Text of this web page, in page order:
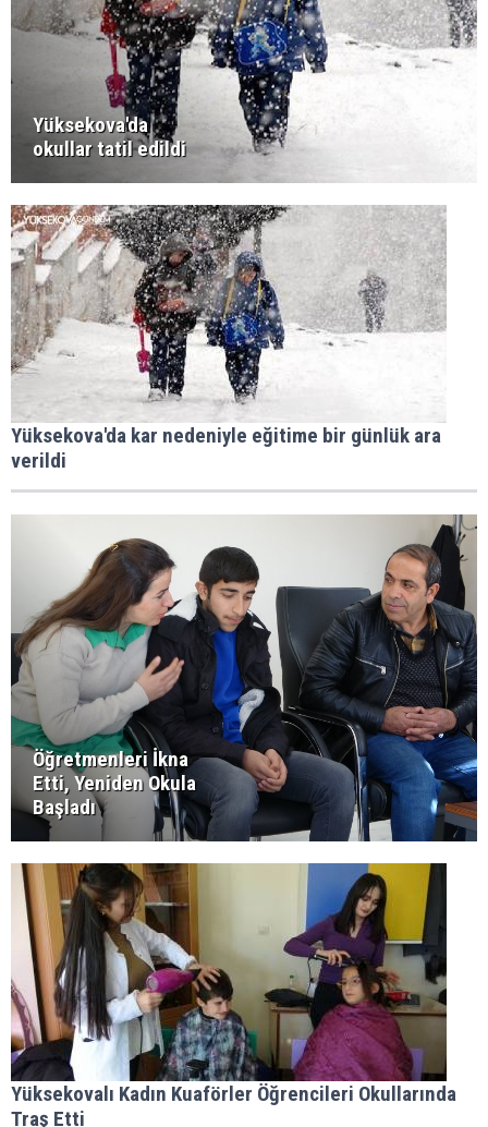
Yüksekova'da
okullar tatil edildi
Yüksekova'da kar nedeniyle eğitime bir günlük ara
verildi
Öğretmenleri İkna
Etti, Yeniden Okula
Başladı
Yüksekovalı Kadın Kuaförler Öğrencileri Okullarında
Traş Etti